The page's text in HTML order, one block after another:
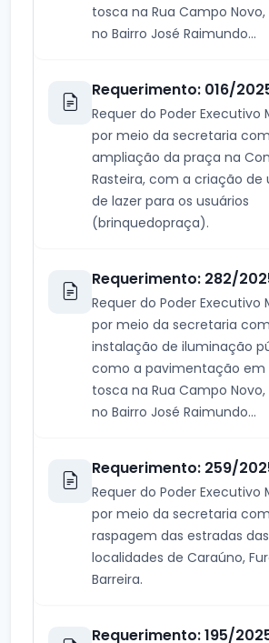
tosca na Rua Campo
no Bairro José Raimundo...
Requerimento: 016/
Requer do Poder Executivo
por meio da secretaria
ampliação da praça na
Rasteira, com a criação de
de lazer para os usuários
(brinquedopraça).
Requerimento: 282/
Requer do Poder Executivo
por meio da secretaria
instalação de iluminação
como a pavimentação em
tosca na Rua Campo
no Bairro José Raimundo...
Requerimento: 259/
Requer do Poder Executivo
por meio da secretaria
raspagem das estradas das
localidades de Caraúno,
Barreira.
Requerimento: 195/